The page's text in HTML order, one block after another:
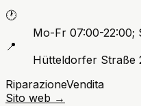
🕐
Mo-Fr 07:00-22:00;
📍
Hütteldorfer Straße
RiparazioneVendita
Sito web →